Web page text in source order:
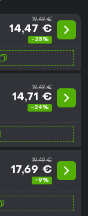
19,49 €
14,47 €
-25%
19,49 €
14,71 €
-24%
19,49 €
17,69 €
-9%